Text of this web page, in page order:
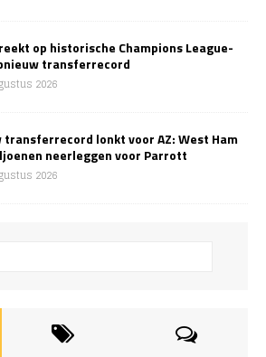
op historische Champions League-
transferrecord
2026
transferrecord lonkt voor AZ: West Ham
neerleggen voor Parrott
2026